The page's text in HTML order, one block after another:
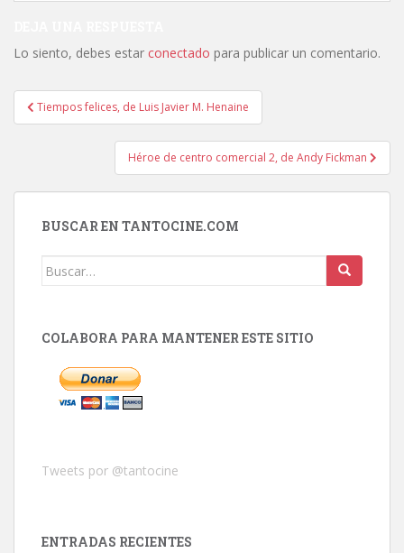
Lo siento, debes estar conectado para publicar un comentario.
Navegación
de
Tiempos felices, de Luis Javier M. Henaine
Héroe de centro comercial 2, de Andy Fickman
BUSCAR EN TANTOCINE.COM
Buscar:
COLABORA PARA MANTENER ESTE SITIO
Tweets por @tantocine
ENTRADAS RECIENTES